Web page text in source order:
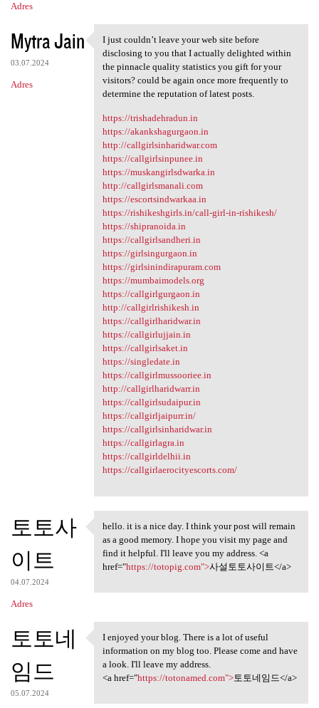
Adres
Mytra Jain
03.07.2024
Adres
I just couldn’t leave your
I just couldn’t leave your web site before
disclosing to you that I actually delighted within
the pinnacle quality statistics you gift for your
visitors? could be again once more frequently to
determine the reputation of latest posts.
https://trishadehradun.in
https://akankshagurgaon.in
http://callgirlsinharidwar.com
https://callgirlsinpunee.in
https://muskangirlsdwarka.in
http://callgirlsmanali.com
https://escortsindwarkaa.in
https://rishikeshgirls.in/call-girl-in-rishikesh/
https://shipranoida.in
https://callgirlsandheri.in
https://girlsingurgaon.in
https://girlsinindirapuram.com
https://mumbaimodels.org
https://callgirlgurgaon.in
http://callgirlrishikesh.in
https://callgirlharidwar.in
https://callgirlujjain.in
https://callgirlsaket.in
https://singledate.in
https://callgirlmussooriee.in
http://callgirlharidwarr.in
https://callgirlsudaipur.in
https://callgirljaipurr.in/
https://callgirlsinharidwar.in
https://callgirlagra.in
https://callgirldelhii.in
https://callgirlaerocityescorts.com/
토토사
이트
04.07.2024
Adres
hello. it is a nice day. I
hello. it is a nice day. I think your post will remain
as a good memory. I hope you visit my page and
find it helpful. I'll leave you my address. <a
href="https://totopig.com">사설토토사이트</a>
토토네
임드
05.07.2024
I enjoyed your blog. There is
I enjoyed your blog. There is a lot of useful
information on my blog too. Please come and have
a look. I'll leave my address.
<a href="https://totonamed.com">토토네임드</a>